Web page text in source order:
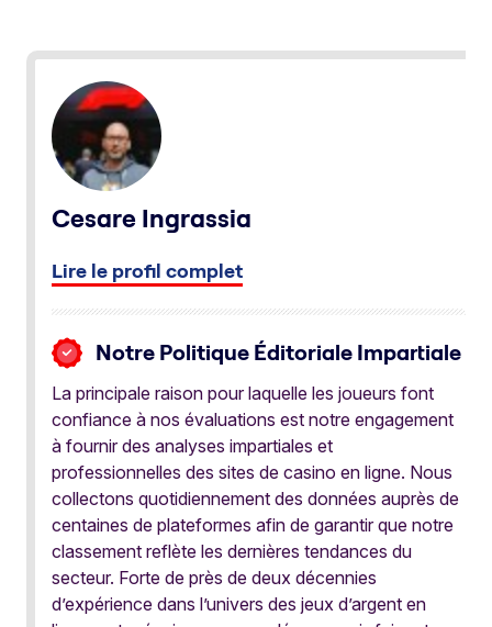
Cesare Ingrassia
Lire le profil complet
Notre Politique Éditoriale Impartiale
La principale raison pour laquelle les joueurs font
confiance à nos évaluations est notre engagement
à fournir des analyses impartiales et
professionnelles des sites de casino en ligne. Nous
collectons quotidiennement des données auprès de
centaines de plateformes afin de garantir que notre
classement reflète les dernières tendances du
secteur. Forte de près de deux décennies
d’expérience dans l’univers des jeux d’argent en